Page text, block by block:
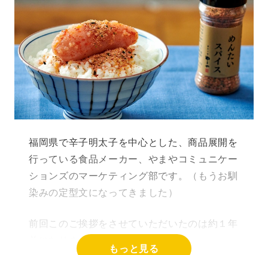
福岡県で辛子明太子を中心とした、商品展開を
行っている食品メーカー、やまやコミュニケー
ションズのマーケティング部です。
（もうお馴
染みの定型文になってきました）
前回このご挨拶をさせていただいたのは約１年
前になります。
もっと見る